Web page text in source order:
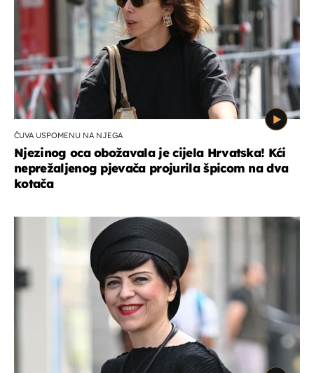
ČUVA USPOMENU NA NJEGA
Njezinog oca obožavala je cijela Hrvatska! Kći
neprežaljenog pjevača projurila špicom na dva
kotača